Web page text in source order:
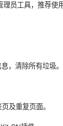
员工具，推荐使
，清除所有垃圾。
及重复页面。